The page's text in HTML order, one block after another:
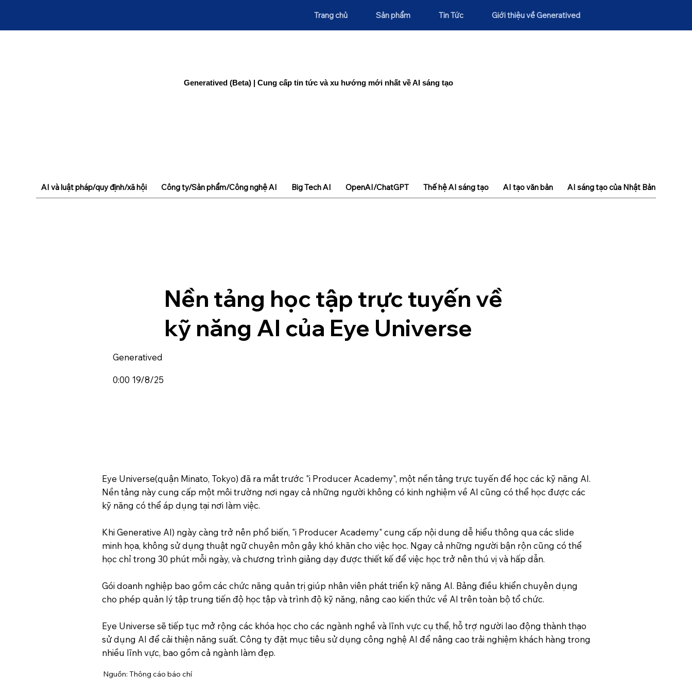
Trang chủ Sản phẩm Tin Tức Giới thiệu về Generatived
Generatived (Beta) | Cung cấp tin tức và xu hướng mới nhất về AI sáng tạo
Nền tảng học tập trực tuyến về
kỹ năng AI của Eye Universe
Generatived
0:00 19/8/25
Eye Universe(quận Minato, Tokyo) đã ra mắt trước "i Producer Academy", một nền tảng trực tuyến để học các kỹ năng AI.
Nền tảng này cung cấp một môi trường nơi ngay cả những người không có kinh nghiệm về AI cũng có thể học được các
kỹ năng có thể áp dụng tại nơi làm việc.
Khi Generative AI) ngày càng trở nên phổ biến, "i Producer Academy" cung cấp nội dung dễ hiểu thông qua các slide
minh họa, không sử dụng thuật ngữ chuyên môn gây khó khăn cho việc học. Ngay cả những người bận rộn cũng có thể
học chỉ trong 30 phút mỗi ngày, và chương trình giảng dạy được thiết kế để việc học trở nên thú vị và hấp dẫn.
Gói doanh nghiệp bao gồm các chức năng quản trị giúp nhân viên phát triển kỹ năng AI. Bảng điều khiển chuyên dụng
cho phép quản lý tập trung tiến độ học tập và trình độ kỹ năng, nâng cao kiến thức về AI trên toàn bộ tổ chức.
Eye Universe sẽ tiếp tục mở rộng các khóa học cho các ngành nghề và lĩnh vực cụ thể, hỗ trợ người lao động thành thạo
sử dụng AI để cải thiện năng suất. Công ty đặt mục tiêu sử dụng công nghệ AI để nâng cao trải nghiệm khách hàng trong
nhiều lĩnh vực, bao gồm cả ngành làm đẹp.
Nguồn: Thông cáo báo chí
AI và luật pháp/quy định/xã hội Công ty/Sản phẩm/Công nghệ AI Big Tech AI OpenAI/ChatGPT Thế hệ AI sáng tạo AI tạo văn bản AI sáng tạo của Nhật Bản